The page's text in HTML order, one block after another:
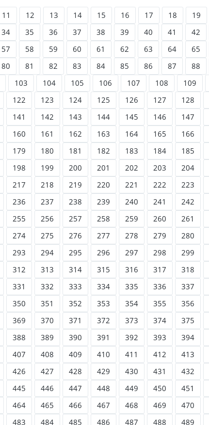
11 12 13 14 15 16 17 18 19
34 35 36 37 38 39 40 41 42
57 58 59 60 61 62 63 64 65
80 81 82 83 84 85 86 87 88
103 104 105 106 107 108 109
122 123 124 125 126 127 128
141 142 143 144 145 146 147
160 161 162 163 164 165 166
179 180 181 182 183 184 185
198 199 200 201 202 203 204
217 218 219 220 221 222 223
236 237 238 239 240 241 242
255 256 257 258 259 260 261
274 275 276 277 278 279 280
293 294 295 296 297 298 299
312 313 314 315 316 317 318
331 332 333 334 335 336 337
350 351 352 353 354 355 356
369 370 371 372 373 374 375
388 389 390 391 392 393 394
407 408 409 410 411 412 413
426 427 428 429 430 431 432
445 446 447 448 449 450 451
464 465 466 467 468 469 470
483 484 485 486 487 488 489